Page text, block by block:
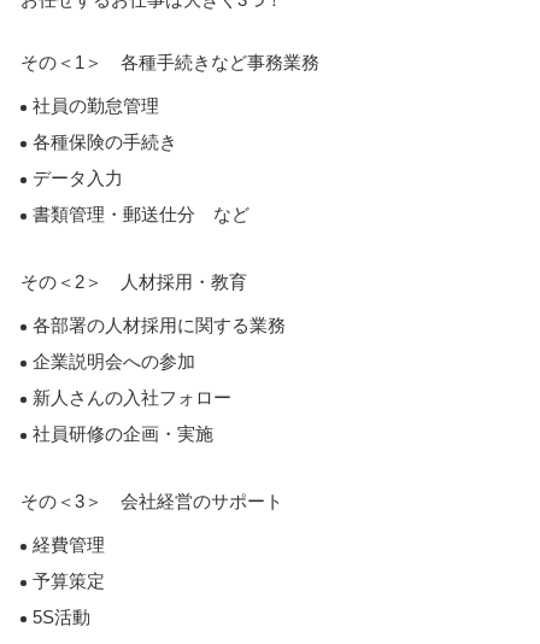
その＜1＞ 各種手続きなど事務業務
社員の勤怠管理
各種保険の手続き
データ入力
書類管理・郵送仕分 など
その＜2＞ 人材採用・教育
各部署の人材採用に関する業務
企業説明会への参加
新人さんの入社フォロー
社員研修の企画・実施
その＜3＞ 会社経営のサポート
経費管理
予算策定
5S活動